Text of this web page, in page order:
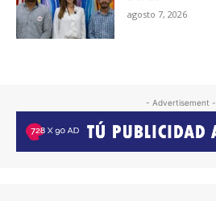
agosto 7, 2026
- Advertisement -